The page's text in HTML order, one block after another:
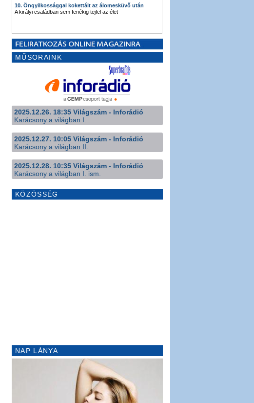
10. Öngyilkossággal kokettált az álomesküvő után
A királyi családban sem fenékig tejfel az élet
MŰSORAINK
2025.12.26. 18:35 Világszám - Inforádió
Karácsony a világban I.
2025.12.27. 10:05 Világszám - Inforádió
Karácsony a világban II.
2025.12.28. 10:35 Világszám - Inforádió
Karácsony a világban I. ism.
KÖZÖSSÉG
NAP LÁNYA